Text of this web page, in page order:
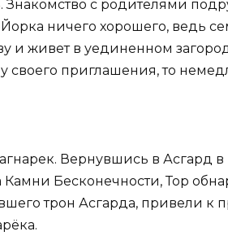
Знакомство с родителями
ничего хорошего, ведь
и живет в уединенном
своего приглашения, то
Вернувшись в Асгард
Камни Бесконечности, Тор
трон Асгарда, привели